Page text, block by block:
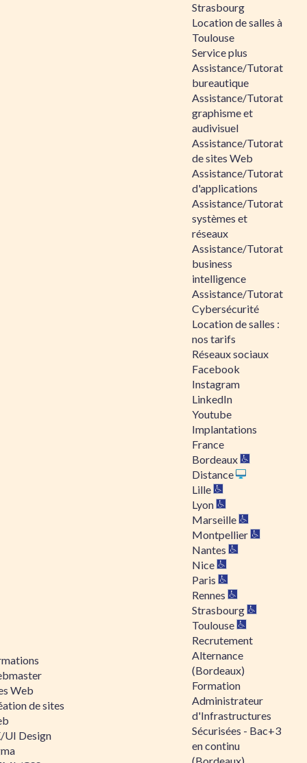
Web
de sites
UI Design
Strasbourg
Location de salles à
Toulouse
Service plus
Assistance/Tutorat
bureautique
Assistance/Tutorat
graphisme et
audivisuel
Assistance/Tutorat
de sites Web
Assistance/Tutorat
d'applications
Assistance/Tutorat
systèmes et
réseaux
Assistance/Tutorat
business
intelligence
Assistance/Tutorat
Cybersécurité
Location de salles :
nos tarifs
Réseaux sociaux
Facebook
Instagram
LinkedIn
Youtube
Implantations
France
Bordeaux
Distance
Lille
Lyon
Marseille
Montpellier
Nantes
Nice
Paris
Rennes
Strasbourg
Toulouse
Recrutement
Alternance
(Bordeaux)
Formation
Administrateur
d'Infrastructures
Sécurisées - Bac+3
en continu